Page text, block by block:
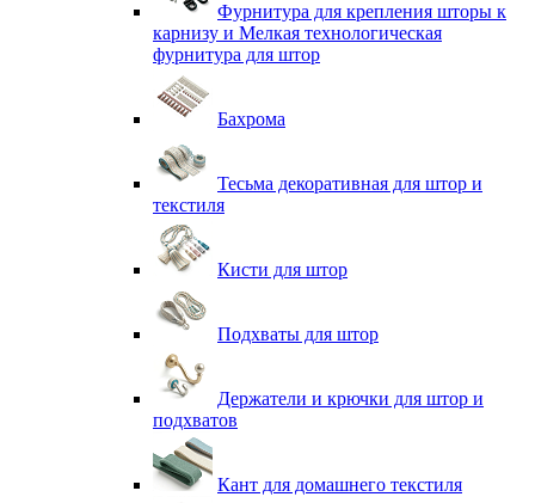
Фурнитура для крепления шторы к
карнизу и Мелкая технологическая
фурнитура для штор
Бахрома
Тесьма декоративная для штор и
текстиля
Кисти для штор
Подхваты для штор
Держатели и крючки для штор и
подхватов
Кант для домашнего текстиля